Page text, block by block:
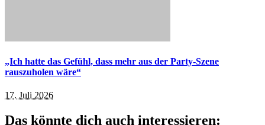
„Ich hatte das Gefühl, dass mehr aus der Party-Szene
rauszuholen wäre“
17. Juli 2026
Das könnte dich auch interessieren: